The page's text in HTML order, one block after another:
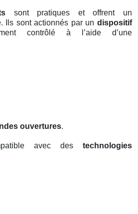
sont pratiques et offrent un
Ils sont actionnés par un dispositif
contrôlé à l’aide d’une
ouvertures.
avec des technologies